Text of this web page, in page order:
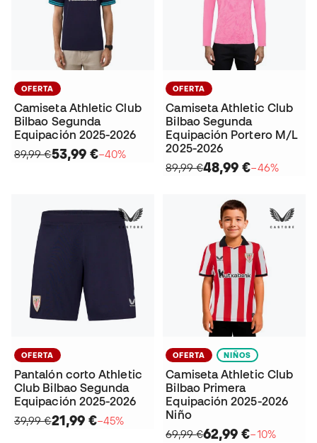
OFERTA
Camiseta Athletic Club
Bilbao Segunda
Equipación 2025-2026
89,99 €53,99 €−40%
OFERTA
Camiseta Athletic Club
Bilbao Segunda
Equipación Portero M/L
2025-2026
89,99 €48,99 €−46%
OFERTA
Pantalón corto Athletic
Club Bilbao Segunda
Equipación 2025-2026
39,99 €21,99 €−45%
OFERTA NIÑOS
Camiseta Athletic Club
Bilbao Primera
Equipación 2025-2026
Niño
69,99 €62,99 €−10%